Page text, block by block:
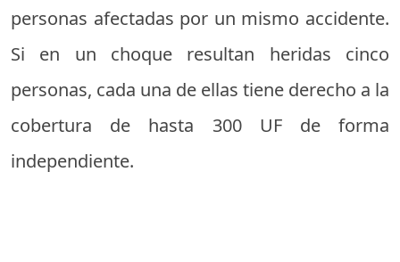
personas afectadas por un mismo accidente.
Si en un choque resultan heridas cinco
personas, cada una de ellas tiene derecho a la
cobertura de hasta 300 UF de forma
independiente.